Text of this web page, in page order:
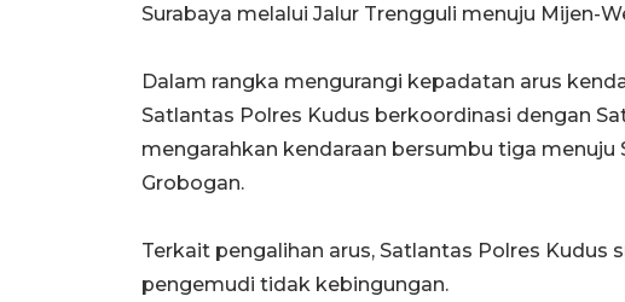
Surabaya melalui Jalur Trengguli menuju Mijen-
Dalam rangka mengurangi kepadatan arus
Satlantas Polres Kudus berkoordinasi dengan
mengarahkan kendaraan bersumbu tiga menuju
Grobogan.
Terkait pengalihan arus, Satlantas Polres Kudus
pengemudi tidak kebingungan.